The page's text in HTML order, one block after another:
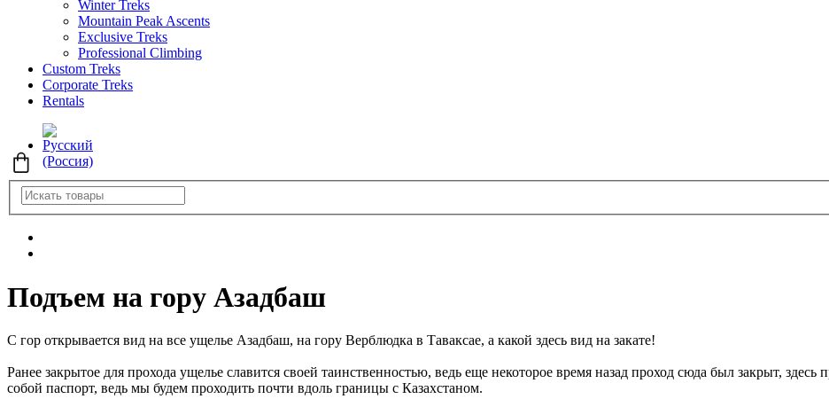
Winter Treks
Mountain Peak Ascents
Exclusive Treks
Professional Climbing
Custom Treks
Corporate Treks
Rentals
Подъем на гору Азадбаш
С гор открывается вид на все ущелье Азадбаш, на гору Верблюдка в Таваксае, а какой здесь вид на закате!
Ранее закрытое для прохода ущелье славится своей таинственностью, ведь еще некоторое время назад проход сюда был закрыт,
собой паспорт, ведь мы будем проходить почти вдоль границы с Казахстаном.